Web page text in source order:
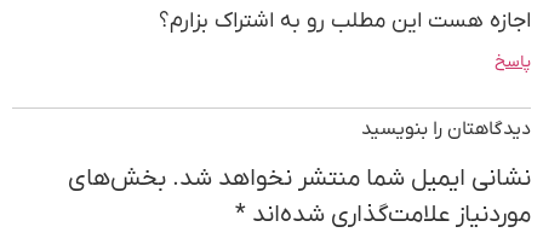
اجازه هست این مطلب رو به اشتراک بزارم؟
پاسخ
دیدگاهتان را بنویسید
نشانی ایمیل شما منتشر نخواهد شد. بخش‌های
موردنیاز علامت‌گذاری شده‌اند *